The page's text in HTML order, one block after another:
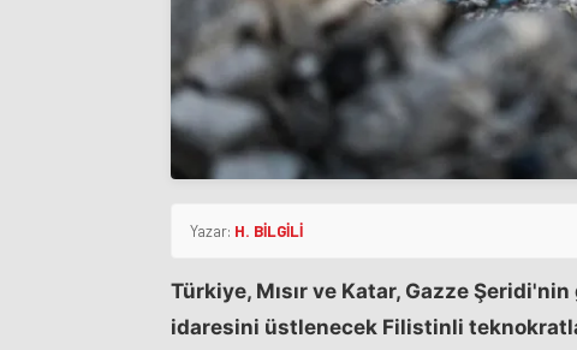
Yazar: H. BİLGİLİ
Türkiye, Mısır ve Katar, Gazze
idaresini üstlenecek Filistinli